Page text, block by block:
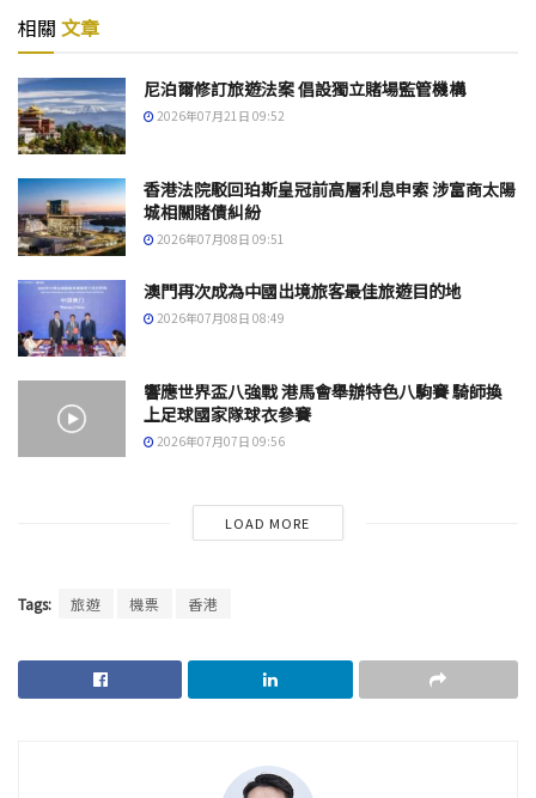
相關 文章
尼泊爾修訂旅遊法案 倡設獨立賭場監管機構
2026年07月21日 09:52
香港法院駁回珀斯皇冠前高層利息申索 涉富商太陽
城相關賭債糾紛
2026年07月08日 09:51
澳門再次成為中國出境旅客最佳旅遊目的地
2026年07月08日 08:49
響應世界盃八強戰 港馬會舉辦特色八駒賽 騎師換
上足球國家隊球衣參賽
2026年07月07日 09:56
LOAD MORE
Tags: 旅遊 機票 香港